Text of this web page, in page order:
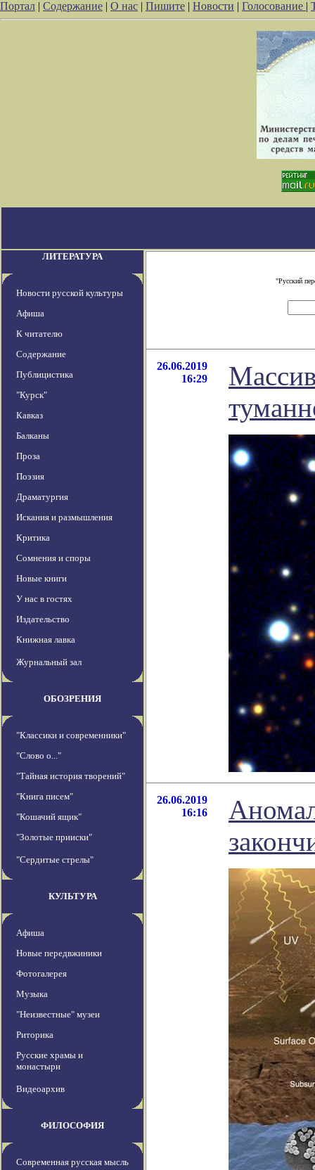
Портал | Содержание | О нас | Пишите | Новости | Голосование |
ЛИТЕРАТУРА
Новости русской культуры
Афиша
К читателю
Содержание
Публицистика
"Курск"
Кавказ
Балканы
Проза
Поэзия
Драматургия
Искания и размышления
Критика
Сомнения и споры
Новые книги
У нас в гостях
Издательство
Книжная лавка
Журнальный зал
ОБОЗРЕНИЯ
"Классики и современники"
"Слово о..."
"Тайная история творений"
"Книга писем"
"Кошачий ящик"
"Золотые прииски"
"Сердитые стрелы"
КУЛЬТУРА
Афиша
Новые передвжиники
Фотогалерея
Музыка
"Неизвестные" музеи
Риторика
Русские храмы и
монастыри
Видеоархив
ФИЛОСОФИЯ
Современная русская мысль
"Русский
26.06.2019
16:29
26.06.2019
16:16